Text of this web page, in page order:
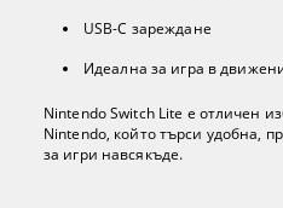
USB-C зареждане
Идеална за игра в
Nintendo Switch Lite е отличен
Nintendo, който търси удобна,
за игри навсякъде.